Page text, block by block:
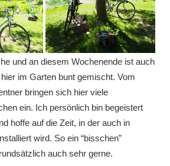
und an diesem Wochenende ist auch
hier im Garten bunt gemischt. Vom
bringen sich hier viele
ein. Ich persönlich bin begeistert
hoffe auf die Zeit, in der auch in
wird. So ein “bisschen”
auch sehr gerne.